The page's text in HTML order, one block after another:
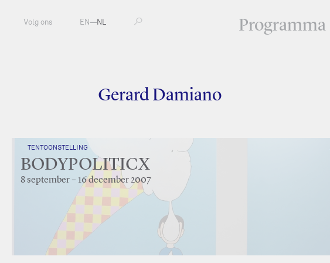
Programma
Volg ons EN—NL
Gerard Damiano
TENTOONSTELLING
BODYPOLITICX
8 september – 16 december 2007